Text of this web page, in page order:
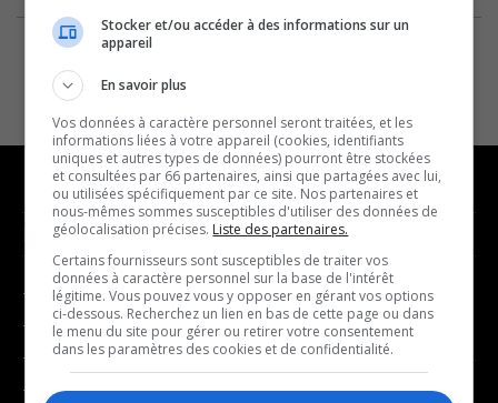
NOUVELLES
- Affaires municipales
- Communauté / Social
- Culture
- Économie
MUSIQUE
- Décompte franco
- Joué récemment
BALADOS
Stocker et/ou accéder à des informations sur un
appareil
En savoir plus
Vos données à caractère personnel seront traitées, et les
informations liées à votre appareil (cookies, identifiants
uniques et autres types de données) pourront être stockées
et consultées par 66 partenaires, ainsi que partagées avec lui,
ou utilisées spécifiquement par ce site. Nos partenaires et
nous-mêmes sommes susceptibles d'utiliser des données de
géolocalisation précises. Liste des partenaires.
Certains fournisseurs sont susceptibles de traiter vos
données à caractère personnel sur la base de l'intérêt
légitime. Vous pouvez vous y opposer en gérant vos options
ci-dessous. Recherchez un lien en bas de cette page ou dans
le menu du site pour gérer ou retirer votre consentement
dans les paramètres des cookies et de confidentialité.